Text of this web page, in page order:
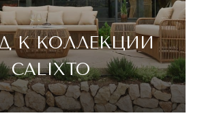
К КОЛЛЕКЦИИ
CALIXTO